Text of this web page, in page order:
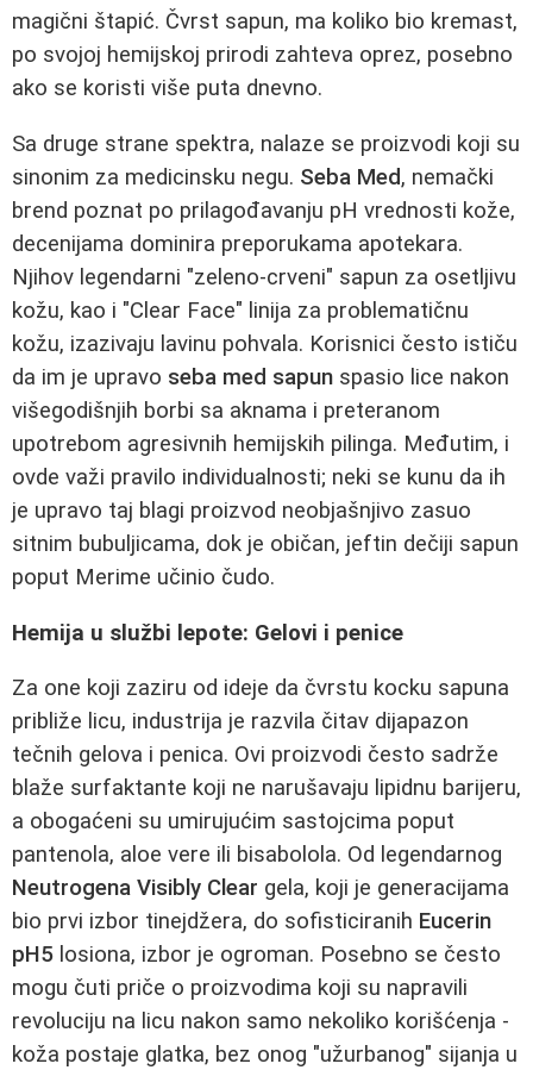
magični štapić. Čvrst sapun, ma koliko bio kremast,
po svojoj hemijskoj prirodi zahteva oprez, posebno
ako se koristi više puta dnevno.
Sa druge strane spektra, nalaze se proizvodi koji su
sinonim za medicinsku negu. Seba Med, nemački
brend poznat po prilagođavanju pH vrednosti kože,
decenijama dominira preporukama apotekara.
Njihov legendarni "zeleno-crveni" sapun za osetljivu
kožu, kao i "Clear Face" linija za problematičnu
kožu, izazivaju lavinu pohvala. Korisnici često ističu
da im je upravo seba med sapun spasio lice nakon
višegodišnjih borbi sa aknama i preteranom
upotrebom agresivnih hemijskih pilinga. Međutim, i
ovde važi pravilo individualnosti; neki se kunu da ih
je upravo taj blagi proizvod neobjašnjivo zasuo
sitnim bubuljicama, dok je običan, jeftin dečiji sapun
poput Merime učinio čudo.
Hemija u službi lepote: Gelovi i penice
Za one koji zaziru od ideje da čvrstu kocku sapuna
približe licu, industrija je razvila čitav dijapazon
tečnih gelova i penica. Ovi proizvodi često sadrže
blaže surfaktante koji ne narušavaju lipidnu barijeru,
a obogaćeni su umirujućim sastojcima poput
pantenola, aloe vere ili bisabolola. Od legendarnog
Neutrogena Visibly Clear gela, koji je generacijama
bio prvi izbor tinejdžera, do sofisticiranih Eucerin
pH5 losiona, izbor je ogroman. Posebno se često
mogu čuti priče o proizvodima koji su napravili
revoluciju na licu nakon samo nekoliko korišćenja -
koža postaje glatka, bez onog "užurbanog" sijanja u